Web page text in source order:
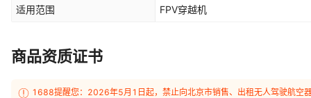
适用范围 FPV穿越机
商品资质证书
1688提醒您：2026年5月1日起，禁止向北京市销售、出租无人驾驶航空器